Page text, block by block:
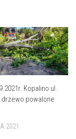
Kopalino ul.
drzewo powalone
2021